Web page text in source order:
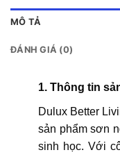
MÔ TẢ
ĐÁNH GIÁ (0)
1. Thông tin
Dulux Better
sản phẩm sơn
sinh học. Với